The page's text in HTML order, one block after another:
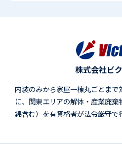
株式会社ビ
内装のみから家屋一棟丸ごとま
に、関東エリアの解体・産業廃
綿含む）を有資格者が法令厳守で